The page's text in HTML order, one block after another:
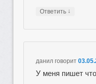
Ответить ↓
данил говорит
У меня пишет